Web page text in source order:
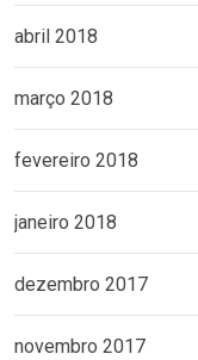
abril 2018
março 2018
fevereiro 2018
janeiro 2018
dezembro 2017
novembro 2017